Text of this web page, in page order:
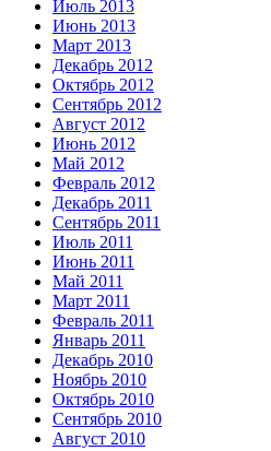
Июль 2013
Июнь 2013
Март 2013
Декабрь 2012
Октябрь 2012
Сентябрь 2012
Август 2012
Июнь 2012
Май 2012
Февраль 2012
Декабрь 2011
Сентябрь 2011
Июль 2011
Июнь 2011
Май 2011
Март 2011
Февраль 2011
Январь 2011
Декабрь 2010
Ноябрь 2010
Октябрь 2010
Сентябрь 2010
Август 2010